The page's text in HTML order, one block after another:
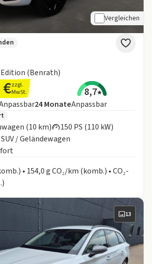
Vergleichen
Edition (Benrath)
zzgl.
MwSt.
8,7
Laufzeit
24MonateAnpassbar
(10 km)
150 PS (110 kW)
SUV / Geländewagen
• 154,0 g CO₂/km (komb.) • CO₂-
13